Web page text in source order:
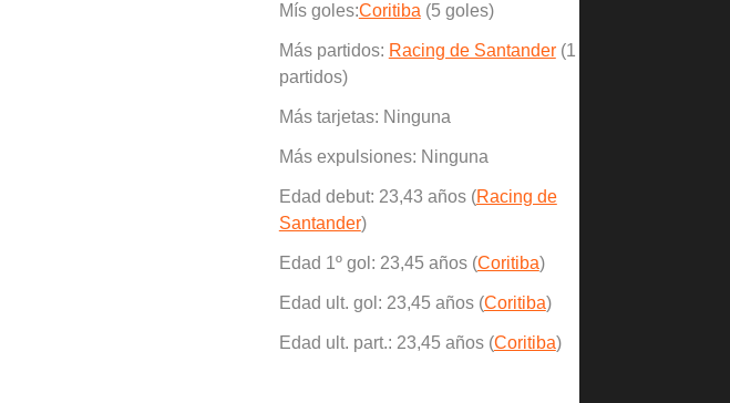
Mís goles:Coritiba (5 goles)
Más partidos: Racing de Santander(1
partidos)
Más tarjetas: Ninguna
Más expulsiones: Ninguna
Edad debut: 23,43 años (Racing de
Santander)
Edad 1º gol: 23,45 años (Coritiba)
Edad ult. gol: 23,45 años (Coritiba)
Edad ult. part.: 23,45 años (Coritiba)